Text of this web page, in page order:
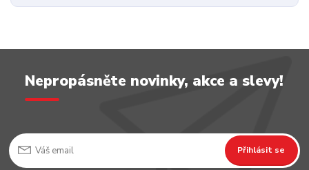
Nepropásněte novinky, akce a slevy!
Přihlásit se